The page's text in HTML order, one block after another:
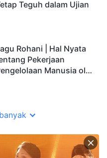
Teguh dalam Ujian
Rohani | Hal Nyata
Pekerjaan
Manusia oleh